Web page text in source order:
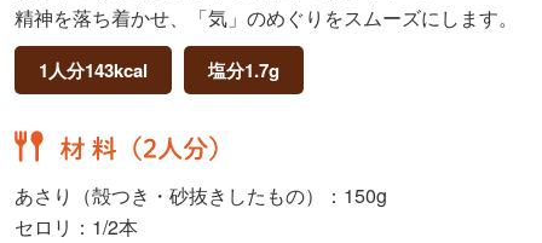
精神を落ち着かせ、「気」のめぐりをスムーズにします。
1人分143kcal 塩分1.7g
あさり（殻つき・砂抜きしたもの）：150g
セロリ：1/2本